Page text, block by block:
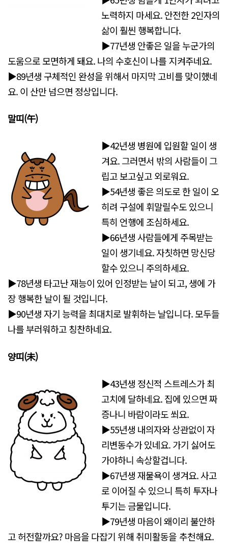
노력하지 마세요. 안전한 2인자의
삶이 훨씬 행복합니다.
▶77년생 안좋은 일을 누군가의
도움으로 모면하게 돼요. 나의 수호신이 나를 지켜주네요.
▶89년생 구체적인 완성을 위해서 마지막 고비를 맞이했네
요. 이 산만 넘으면 정상입니다.
말띠(午)
▶42년생 병원에 입원할 일이 생
겨요. 그러면서 밖의 사람들이 그
립고 보고싶고 외로워요.
▶54년생 좋은 의도로 한 일이 오
히려 구설에 휘말릴수도 있으니
특히 언행에 조심하세요.
▶66년생 사람들에게 주목받는
일이 생기네요. 자칫하면 망신당
할수 있으니 주의하세요.
▶78년생 타고난 재능이 있어 인정받는 날이 되고, 생에 가
장 행복한 날이 될 것입니다.
▶90년생 자기 능력을 최대치로 발휘하는 날입니다. 모두들
나를 부러워하고 칭찬하네요.
양띠(未)
▶43년생 정신적 스트레스가 최
고치에 달하네요. 집에 있으면 짜
증나니 바람이라도 쐬요.
▶55년생 내의자와 상관없이 자
리변동수가 있네요. 가기 싫어도
가야하니 속상할겁니다.
▶67년생 재물욕이 생겨요. 사고
로 이어질 수 있으니 특히 투자나
투기는 금물입니다.
▶79년생 마음이 왜이리 불안하
고 허전할까요? 마음을 다잡기 위해 취미활동을 추천해요.